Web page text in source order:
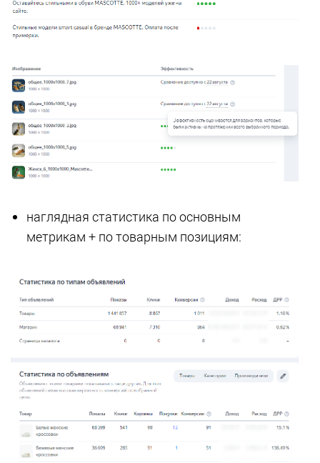
наглядная статистика по основным
метрикам + по товарным позициям: